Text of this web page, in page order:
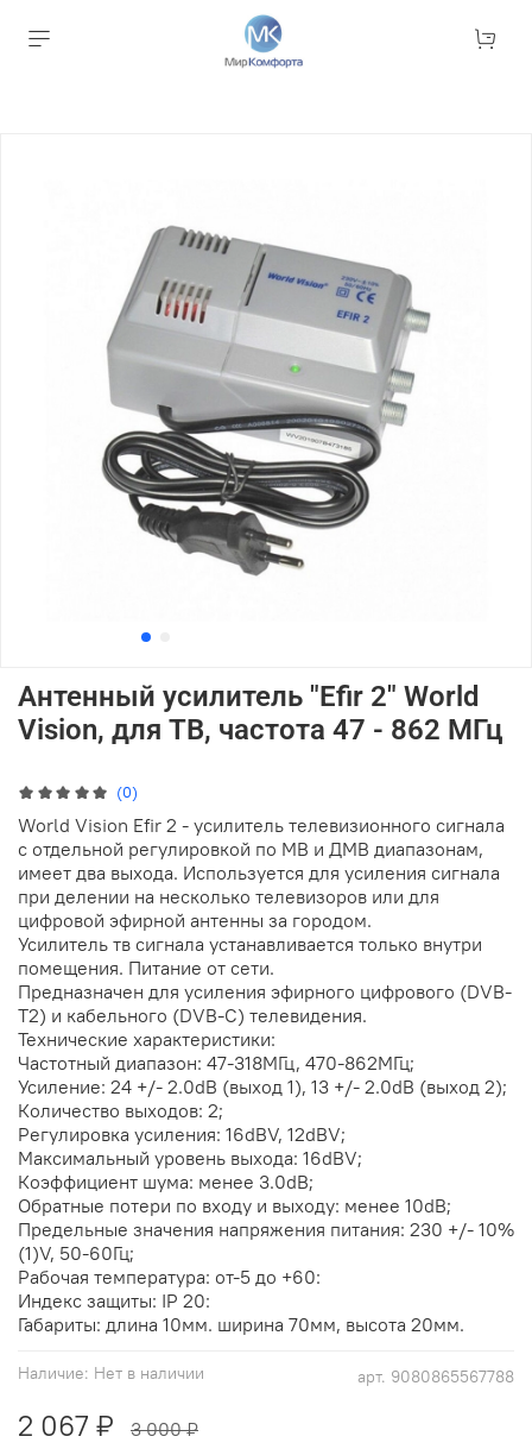
(0)
арт. 9080865567788
Наличие: Нет в наличии
Антенный усилитель "Efir 2" World
Vision, для ТВ, частота 47 - 862 МГц
2 067 ₽ 3 000 ₽
World Vision Efir 2 - усилитель телевизионного сигнала
с отдельной регулировкой по МВ и ДМВ диапазонам,
имеет два выхода. Используется для усиления сигнала
при делении на несколько телевизоров или для
цифровой эфирной антенны за городом.
Усилитель тв сигнала устанавливается только внутри
помещения. Питание от сети.
Предназначен для усиления эфирного цифрового (DVB-
T2) и кабельного (DVB-C) телевидения.
Технические характеристики:
Частотный диапазон: 47-318МГц, 470-862МГц;
Усиление: 24 +/- 2.0dB (выход 1), 13 +/- 2.0dB (выход 2);
Количество выходов: 2;
Регулировка усиления: 16dBV, 12dBV;
Максимальный уровень выхода: 16dBV;
Коэффициент шума: менее 3.0dB;
Обратные потери по входу и выходу: менее 10dB;
Предельные значения напряжения питания: 230 +/- 10%
(1)V, 50-60Гц;
Рабочая температура: от-5 до +60:
Индекс защиты: IP 20:
Габариты: длина 10мм. ширина 70мм, высота 20мм.